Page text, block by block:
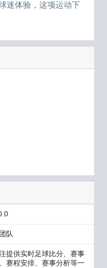
迷体验，这项运动下
队
提供实时足球比分、赛事
赛程安排、赛事分析等一